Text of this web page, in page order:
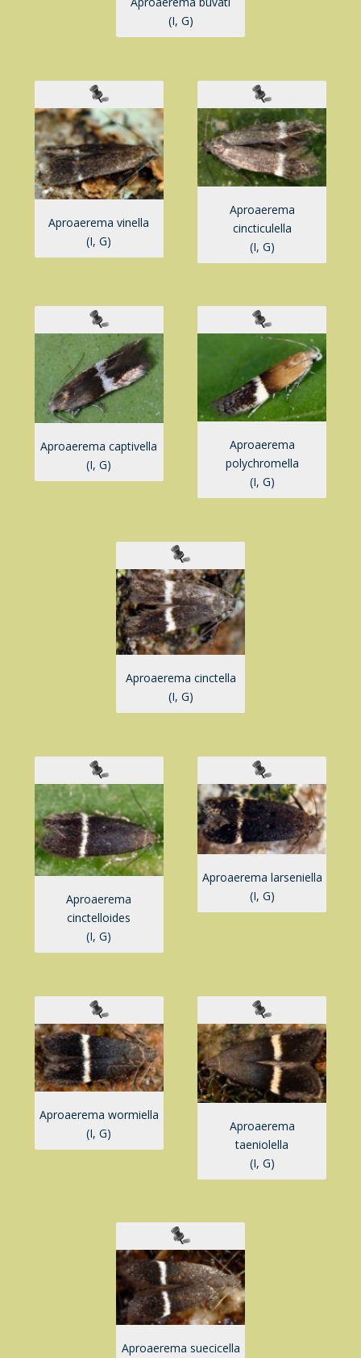
(I, G)
Aproaerema vinella
(I, G)
Aproaerema
cincticulella
(I, G)
Aproaerema captivella
(I, G)
Aproaerema
polychromella
(I, G)
Aproaerema cinctella
(I, G)
Aproaerema
cinctelloides
(I, G)
Aproaerema larseniella
(I, G)
Aproaerema wormiella
(I, G)
Aproaerema
taeniolella
(I, G)
Aproaerema suecicella